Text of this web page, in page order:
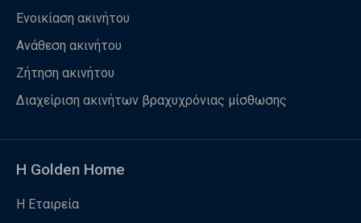
Ενοικίαση ακινήτου
Ανάθεση ακινήτου
Ζήτηση ακινήτου
Διαχείριση ακινήτων βραχυχρόνιας μίσθωσης
Η Golden Home
Η Εταιρεία